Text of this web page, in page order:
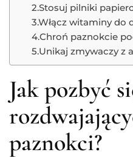
2.Stosuj pilniki
3.Włącz witaminy do
4.Chroń paznokcie
5.Unikaj zmywaczy z
Jak pozbyć
paznokci?